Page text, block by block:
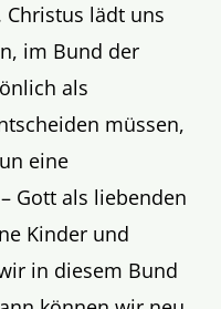
Christus lädt uns
im Bund der
als
müssen,
eine
Gott als liebenden
Kinder und
in diesem Bund